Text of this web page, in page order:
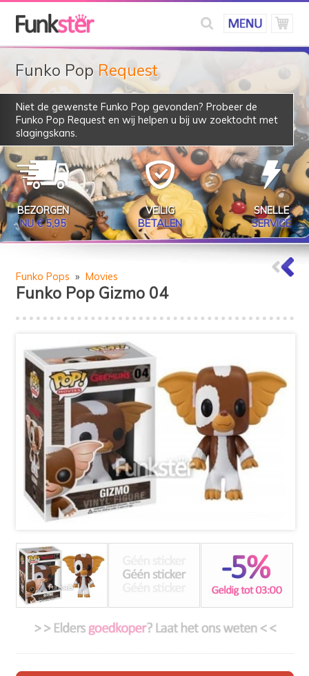
Funko Pop Request
Niet de gewenste Funko Pop gevonden? Probeer de
Funko Pop Request en wij helpen u bij uw zoektocht met
slagingskans.
BEZORGEN
NU € 5,95
VEILIG
BETALEN
SNELLE
SERVICE
Funko Pops » Movies
Funko Pop Gizmo 04